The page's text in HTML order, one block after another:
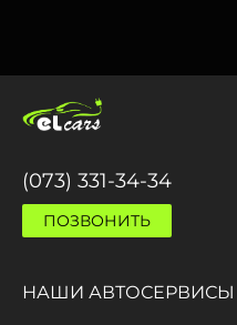
(073) 331-34-34
ПОЗВОНИТЬ
НАШИ АВТОСЕРВИСЫ